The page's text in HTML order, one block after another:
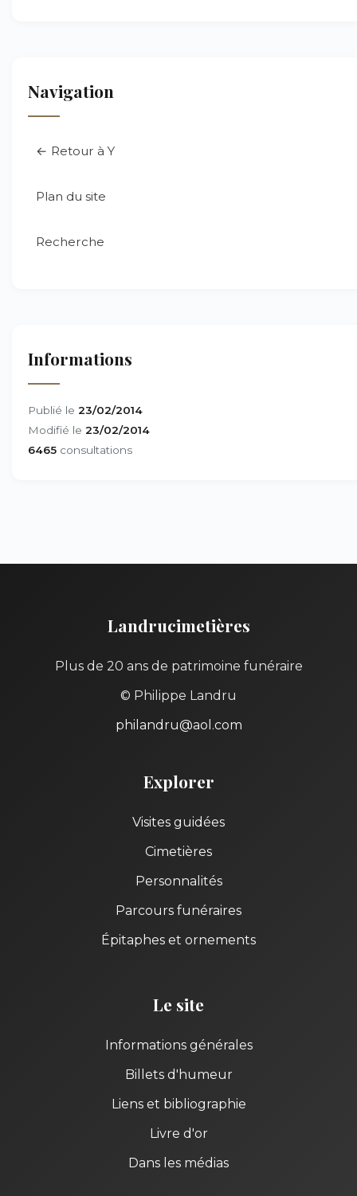
Navigation
← Retour à Y
Plan du site
Recherche
Informations
Publié le 23/02/2014
Modifié le 23/02/2014
6465 consultations
Landrucimetières
Plus de 20 ans de patrimoine funéraire
© Philippe Landru
philandru@aol.com
Explorer
Visites guidées
Cimetières
Personnalités
Parcours funéraires
Épitaphes et ornements
Le site
Informations générales
Billets d'humeur
Liens et bibliographie
Livre d'or
Dans les médias